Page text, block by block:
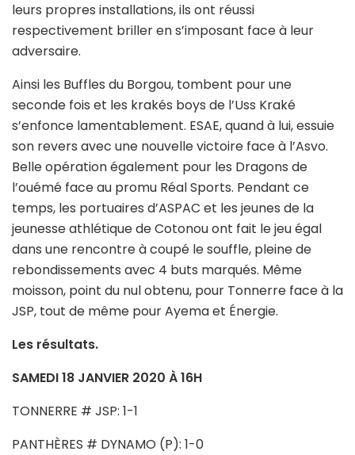
leurs propres installations, ils ont réussi
respectivement briller en s’imposant face à leur
adversaire.
Ainsi les Buffles du Borgou, tombent pour une
seconde fois et les krakés boys de l’Uss Kraké
s’enfonce lamentablement. ESAE, quand à lui, essuie
son revers avec une nouvelle victoire face à l’Asvo.
Belle opération également pour les Dragons de
l’ouémé face au promu Réal Sports. Pendant ce
temps, les portuaires d’ASPAC et les jeunes de la
jeunesse athlétique de Cotonou ont fait le jeu égal
dans une rencontre à coupé le souffle, pleine de
rebondissements avec 4 buts marqués. Même
moisson, point du nul obtenu, pour Tonnerre face à la
JSP, tout de même pour Ayema et Énergie.
Les résultats.
SAMEDI 18 JANVIER 2020 À 16H
TONNERRE # JSP: 1-1
PANTHÈRES # DYNAMO (P): 1-0